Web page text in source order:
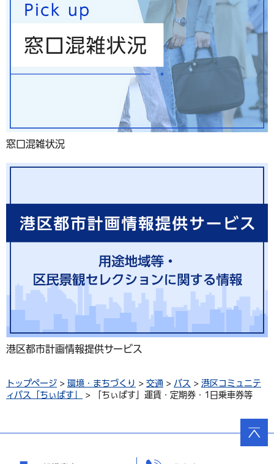
窓口混雑状況
港区都市計画情報提供サービス
トップページ > 環境・まちづくり > 交通 > バス > 港区コミュニテ
ィバス「ちぃばす」
> 「ちぃばす」運賃・定期券・1日乗車券等
ページ
の先頭